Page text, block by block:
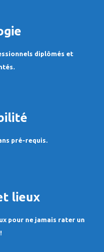
diplômés et
pré-requis.
lieux
pour ne jamais rater un